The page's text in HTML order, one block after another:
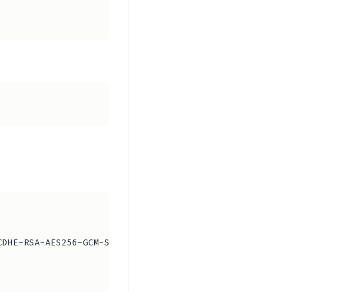
RSA-AES256-GCM-SHA384:ECDHE-ECDSA-AES256-GCM-